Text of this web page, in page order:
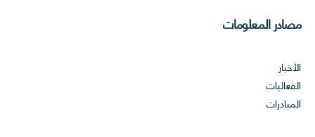
ة
ا
ل
د
مصادر المعلومات
الأخبار
الفعاليات
المبادرات